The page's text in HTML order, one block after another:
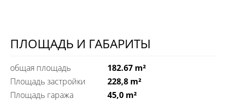
ПЛОЩАДЬ И ГАБАРИТЫ
общая площадь
182.67 m²
Площадь застройки
228,8 m²
Площадь гаража
45,0 m²